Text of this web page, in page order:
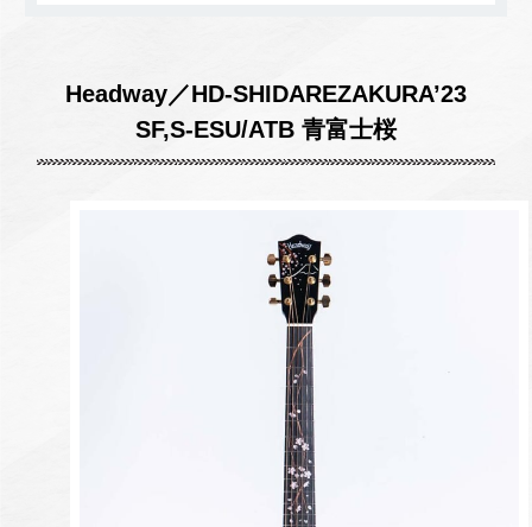
Headway／HD-SHIDAREZAKURA’23
SF,S-ESU/ATB 青富士桜